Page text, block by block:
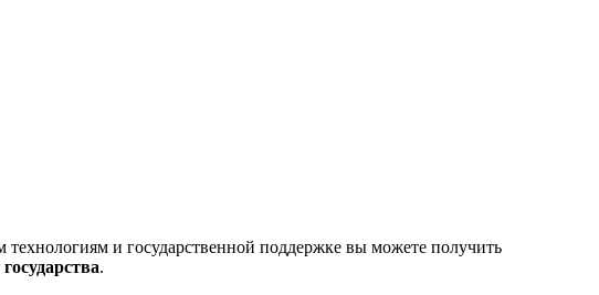
и государственной поддержке вы можете получить
.